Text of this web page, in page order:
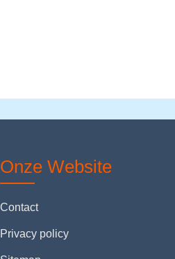
Onze Website
Contact
Privacy policy